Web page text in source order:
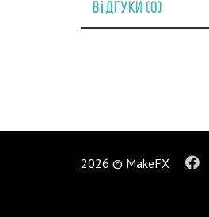
Відгуки (0)
2026 © MakeFX